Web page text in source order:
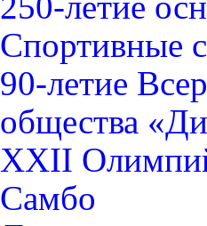
Спортивные
90-летие
общества
XXII
Самбо